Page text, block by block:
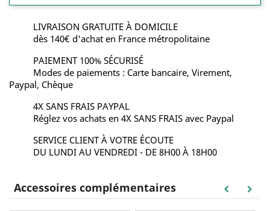
LIVRAISON GRATUITE À DOMICILE
dès 140€ d'achat en France métropolitaine
PAIEMENT 100% SÉCURISÉ
Modes de paiements : Carte bancaire, Virement,
Paypal, Chèque
4X SANS FRAIS PAYPAL
Réglez vos achats en 4X SANS FRAIS avec Paypal
SERVICE CLIENT À VOTRE ÉCOUTE
DU LUNDI AU VENDREDI - DE 8H00 À 18H00
Accessoires complémentaires keyboard_arrow_left keyboard_arrow_right